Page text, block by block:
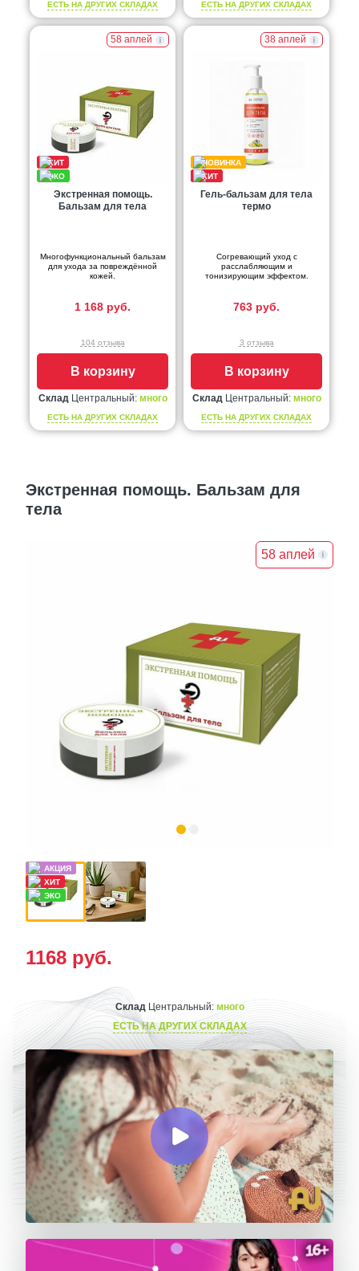
ЕСТЬ НА ДРУГИХ СКЛАДАХ ЕСТЬ НА ДРУГИХ СКЛАДАХ
58 аплей
Экстренная помощь.
Бальзам для тела
Многофункциональный бальзам
для ухода за повреждённой
кожей.
1 168 руб.
104 отзыва
В корзину
СкладЦентральный: много
ЕСТЬ НА ДРУГИХ СКЛАДАХ
38 аплей
Гель-бальзам для тела
термо
Согревающий уход с
расслабляющим и
тонизирующим эффектом.
763 руб.
3 отзыва
В корзину
СкладЦентральный: много
ЕСТЬ НА ДРУГИХ СКЛАДАХ
Экстренная помощь. Бальзам для
тела
58 аплей
1168 руб.
СкладЦентральный: много
ЕСТЬ НА ДРУГИХ СКЛАДАХ